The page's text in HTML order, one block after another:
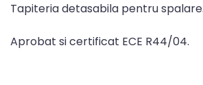
Tapiteria detasabila pentru spalare.
Aprobat si certificat ECE R44/04.